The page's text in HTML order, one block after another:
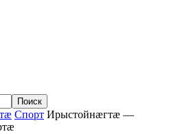
Спорт Ирыстойнæгтæ —